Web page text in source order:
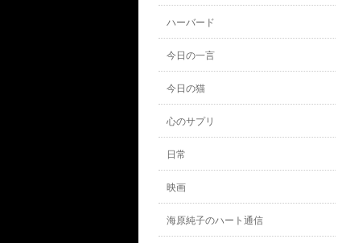
ハーバード
今日の一言
今日の猫
心のサプリ
日常
映画
海原純子のハート通信